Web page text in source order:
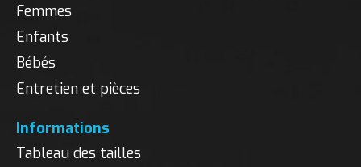
Femmes
Enfants
Bébés
Entretien et pièces
Informations
Tableau des tailles